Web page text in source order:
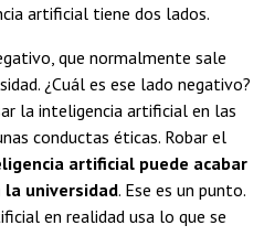
artificial tiene dos lados.
que normalmente sale
¿Cuál es ese lado negativo?
la inteligencia artificial en las
conductas éticas. Robar el
artificial puede acabar
la universidad. Ese es un punto.
en realidad usa lo que se